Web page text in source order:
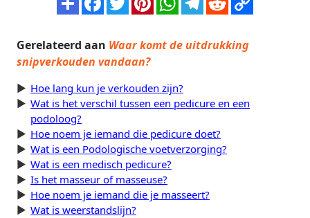
Gerelateerd aan Waar komt de uitdrukking
snipverkouden vandaan?
Hoe lang kun je verkouden zijn?
Wat is het verschil tussen een pedicure en een
podoloog?
Hoe noem je iemand die pedicure doet?
Wat is een Podologische voetverzorging?
Wat is een medisch pedicure?
Is het masseur of masseuse?
Hoe noem je iemand die je masseert?
Wat is weerstandslijn?